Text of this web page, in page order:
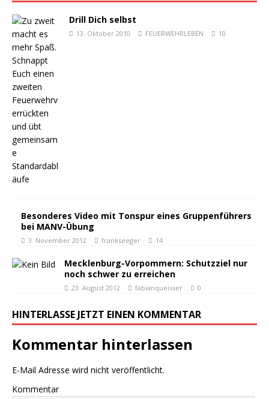
Drill Dich selbst
13. Oktober 2010 FEUERWEHRLEBEN 10
Besonderes Video mit Tonspur eines Gruppenführers
bei MANV-Übung
3. November 2012 frankseeger 14
Mecklenburg-Vorpommern: Schutzziel nur
noch schwer zu erreichen
23. August 2012 fabianqueisser 0
HINTERLASSE JETZT EINEN KOMMENTAR
Kommentar hinterlassen
E-Mail Adresse wird nicht veröffentlicht.
Kommentar